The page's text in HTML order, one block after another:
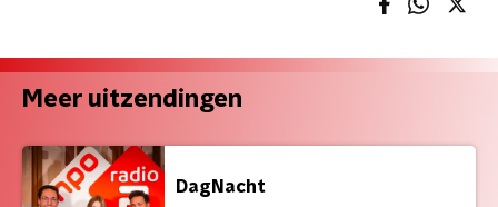
Meer uitzendingen
DagNacht